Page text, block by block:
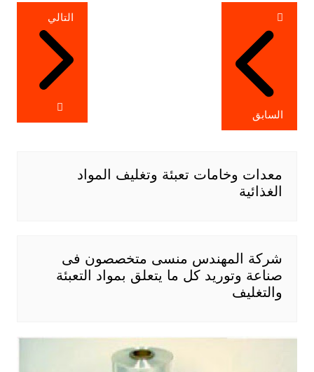
تصفّح
المقالات
السابق
التالي
معدات وخامات تعبئة وتغليف المواد
الغذائية
شركة المهندس منسى متخصصون فى
صناعة وتوريد كل ما يتعلق بمواد التعبئة
والتغليف